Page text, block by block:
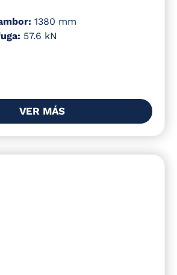
1380 mm
57.6 kN
VER MÁS